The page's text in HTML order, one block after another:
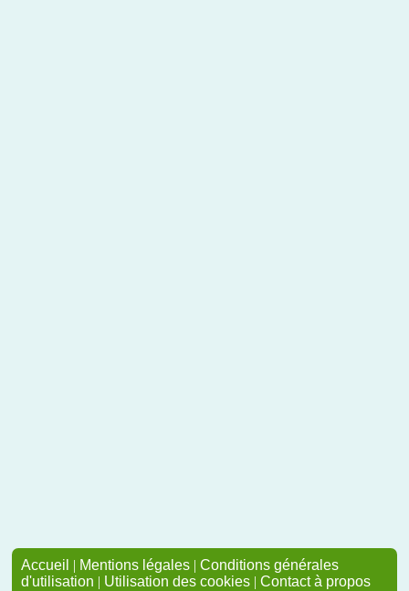
Accueil | Mentions légales | Conditions générales
d'utilisation | Utilisation des cookies | Contact à propos